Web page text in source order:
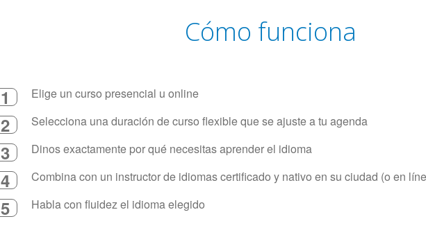
Cómo funciona
1 Elige un curso presencial u online
2 Selecciona una duración de curso flexible que se ajuste a tu agenda
3 Dinos exactamente por qué necesitas aprender el idioma
4 Combina con un instructor de idiomas certificado y nativo en su ciudad (o en
5 Habla con fluidez el idioma elegido